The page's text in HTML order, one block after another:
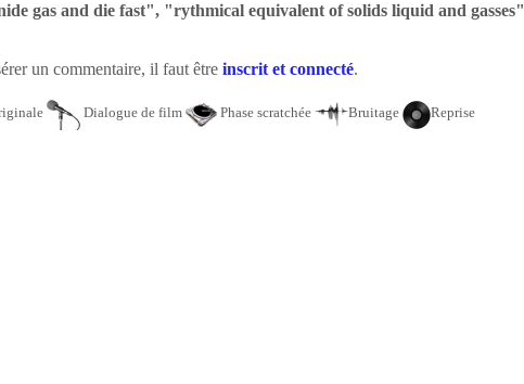
gas and die fast", "rythmical equivalent of solids liquid and gasses"
un commentaire, il faut être inscrit et connecté.
Dialogue de film Phase scratchée Bruitage Reprise